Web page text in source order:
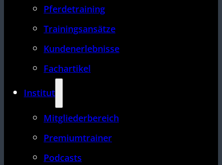
Pferdetraining
Trainingsansätze
Kundenerlebnisse
Fachartikel
Institut
Mitgliederbereich
Premiumtrainer
Podcasts